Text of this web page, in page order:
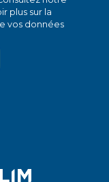
plus sur la
vos données